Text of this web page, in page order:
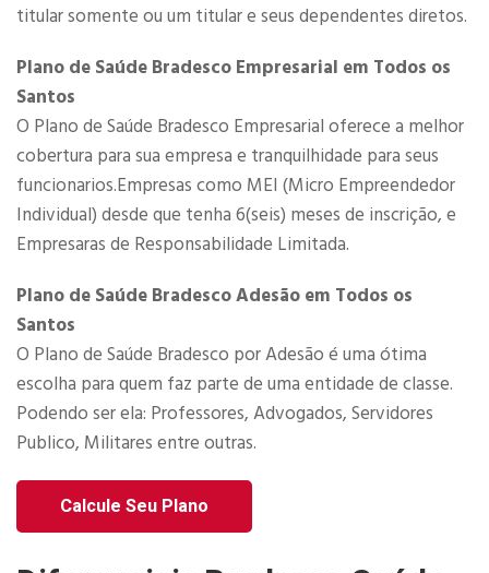
titular somente ou um titular e seus dependentes diretos.
Plano de Saúde Bradesco Empresarial em Todos os
Santos
O Plano de Saúde Bradesco Empresarial​ oferece a melhor
cobertura para sua empresa e tranquilhidade para seus
funcionarios.Empresas como MEI (Micro Empreendedor
Individual) desde que tenha 6(seis) meses de inscrição, e
Empresaras de Responsabilidade Limitada.​
Plano de Saúde Bradesco Adesão em Todos os
Santos
O Plano de Saúde Bradesco por Adesão é uma ótima
escolha para quem faz parte de uma entidade de classe.
Podendo ser ela: Professores, Advogados, Servidores
Publico, Militares entre outras.
Calcule Seu Plano